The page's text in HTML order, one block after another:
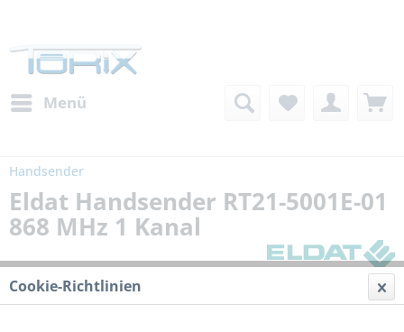
Menü
Handsender
Eldat Handsender RT21-5001E-01
868 MHz 1 Kanal
Cookie-Richtlinien